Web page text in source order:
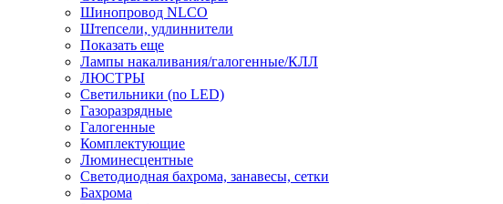
Шинопровод NLCO
Штепсели, удлиннители
Показать еще
Лампы накаливания/галогенные/КЛЛ
ЛЮСТРЫ
Светильники (no LED)
Газоразрядные
Галогенные
Комплектующие
Люминесцентные
Светодиодная бахрома, занавесы, сетки
Бахрома